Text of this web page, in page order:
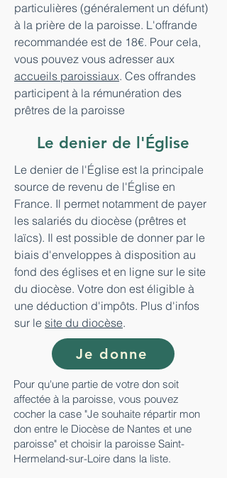
particulières (généralement un défunt)
à la prière de la paroisse. L'offrande
recommandée est de 18€. Pour cela,
vous pouvez vous adresser aux
accueils paroissiaux. Ces offrandes
participent à la rémunération des
prêtres de la paroisse
Le denier de l'Église
Le denier de l'Église est la principale
source de revenu de l'Église en
France. Il permet notamment de payer
les salariés du diocèse (prêtres et
laïcs). Il est possible de donner par le
biais d'enveloppes à disposition au
fond des églises et en ligne sur le site
du diocèse. Votre don est éligible à
une déduction d'impôts. Plus d'infos
sur le site du diocèse.
Je donne
Pour qu'une partie de votre don soit
affectée à la paroisse, vous pouvez
cocher la case "Je souhaite répartir mon
don entre le Diocèse de Nantes et une
paroisse" et choisir la paroisse Saint-
Hermeland-sur-Loire dans la liste.